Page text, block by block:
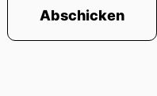
Abschicken